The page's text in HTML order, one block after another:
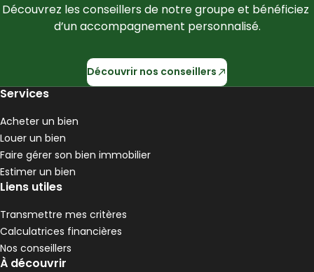
Découvrez les conseillers de notre groupe et bénéficiez
d’un accompagnement personnalisé.
Découvrir nos conseillers
Services
Acheter un bien
Louer un bien
Faire gérer son bien immobilier
Estimer un bien
Liens utiles
Transmettre mes critères
Calculatrices financières
Nos conseillers
À découvrir